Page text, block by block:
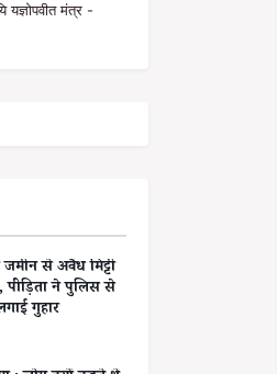
मंत्र -
से अवैध मिट्टी
ने पुलिस से
गुहार